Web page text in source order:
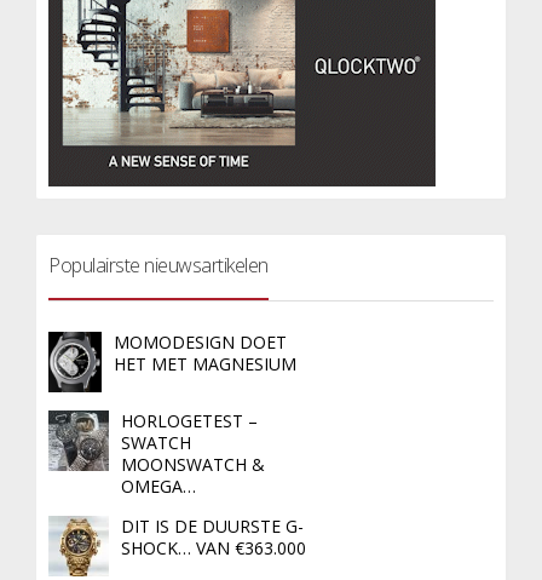
Populairste nieuwsartikelen
MOMODESIGN DOET
HET MET MAGNESIUM
HORLOGETEST –
SWATCH
MOONSWATCH &
OMEGA…
DIT IS DE DUURSTE G-
SHOCK… VAN €363.000